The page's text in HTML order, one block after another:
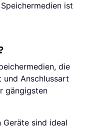
ist
die
und Anschlussart
gängigsten
Geräte sind ideal